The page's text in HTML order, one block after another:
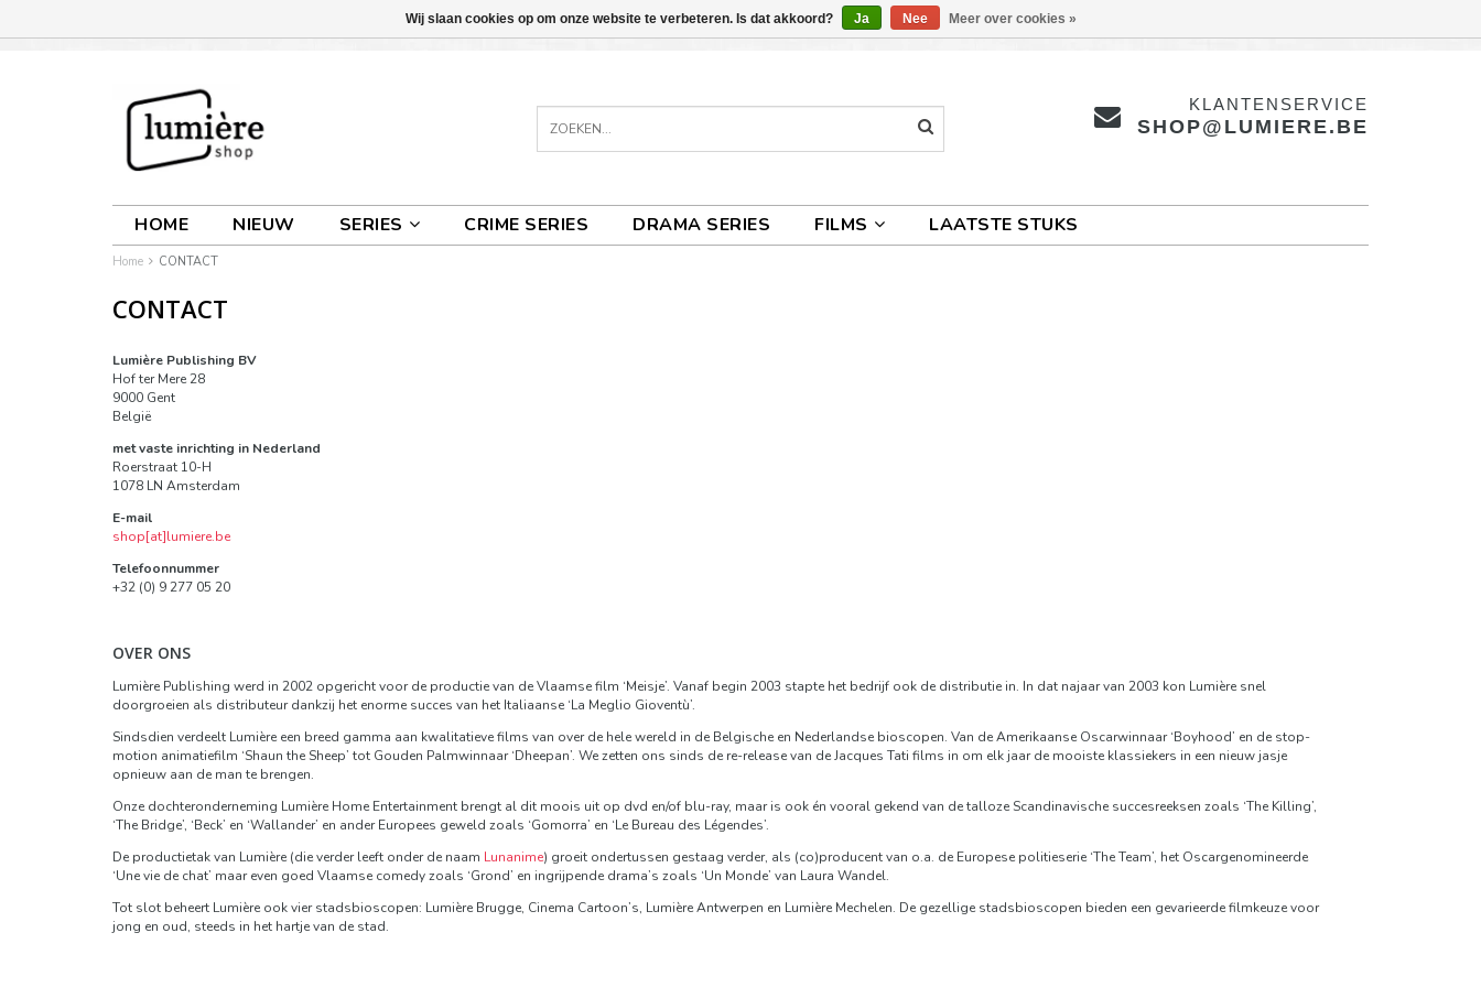
KLANTENSERVICE
SHOP@LUMIERE.BE
HOME NIEUW SERIES CRIME SERIES DRAMA SERIES FILMS LAATSTE STUKS
Home CONTACT
CONTACT
Lumière Publishing BV
Hof ter Mere 28
9000 Gent
België
met vaste inrichting in Nederland
Roerstraat 10-H
1078 LN Amsterdam
E-mail
shop[at]lumiere.be
Telefoonnummer
+32 (0) 9 277 05 20
OVER ONS
Lumière Publishing werd in 2002 opgericht voor de productie van de Vlaamse film ‘Meisje’. Vanaf begin 2003 stapte het bedrijf ook de distributie in. In dat najaar van 2003 kon Lumière snel
doorgroeien als distributeur dankzij het enorme succes van het Italiaanse ‘La Meglio Gioventù’.
Sindsdien verdeelt Lumière een breed gamma aan kwalitatieve films van over de hele wereld in de Belgische en Nederlandse bioscopen. Van de Amerikaanse Oscarwinnaar ‘Boyhood’ en de stop-
motion animatiefilm ‘Shaun the Sheep’ tot Gouden Palmwinnaar ‘Dheepan’. We zetten ons sinds de re-release van de Jacques Tati films in om elk jaar de mooiste klassiekers in een nieuw jasje
opnieuw aan de man te brengen.
Onze dochteronderneming Lumière Home Entertainment brengt al dit moois uit op dvd en/of blu-ray, maar is ook én vooral gekend van de talloze Scandinavische succesreeksen zoals ‘The Killing’,
‘The Bridge’, ‘Beck’ en ‘Wallander’ en ander Europees geweld zoals ‘Gomorra’ en ‘Le Bureau des Légendes’.
De productietak van Lumière (die verder leeft onder de naam Lunanime) groeit ondertussen gestaag verder, als (co)producent van o.a. de Europese politieserie ‘The Team’, het Oscargenomineerde
‘Une vie de chat’ maar even goed Vlaamse comedy zoals ‘Grond’ en ingrijpende drama’s zoals ‘Un Monde’ van Laura Wandel.
Tot slot beheert Lumière ook vier stadsbioscopen: Lumière Brugge, Cinema Cartoon’s, Lumière Antwerpen en Lumière Mechelen. De gezellige stadsbioscopen bieden een gevarieerde filmkeuze voor
jong en oud, steeds in het hartje van de stad.
Wij slaan cookies op om onze website te verbeteren. Is dat akkoord? Ja Nee Meer over cookies »